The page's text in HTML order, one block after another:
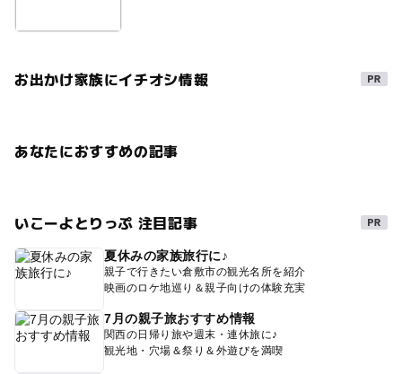
お出かけ家族にイチオシ情報
あなたにおすすめの記事
いこーよとりっぷ 注目記事
夏休みの家族旅行に♪
親子で行きたい倉敷市の観光名所を紹介
映画のロケ地巡り＆親子向けの体験充実
7月の親子旅おすすめ情報
関西の日帰り旅や週末・連休旅に♪
観光地・穴場＆祭り＆外遊びを満喫